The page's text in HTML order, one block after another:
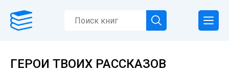
ГЕРОИ ТВОИХ РАССКАЗОВ